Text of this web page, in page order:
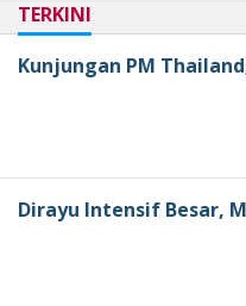
TERKINI
Kunjungan PM
Dirayu Intensif Besar,